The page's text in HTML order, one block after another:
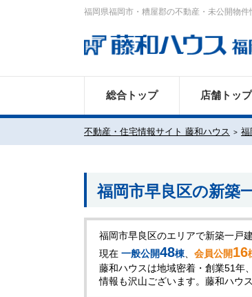
福岡県福岡市・糟屋郡の不動産・未公開物件
総合トップ 店舗トップ
不動産・住宅情報サイト 藤和ハウス 福
福岡市早良区の新築
福岡市早良区のエリアで新築一戸
現在 一般公開48棟 会員公開16
藤和ハウスは地域密着・創業51年
情報も沢山ございます。藤和ハウ